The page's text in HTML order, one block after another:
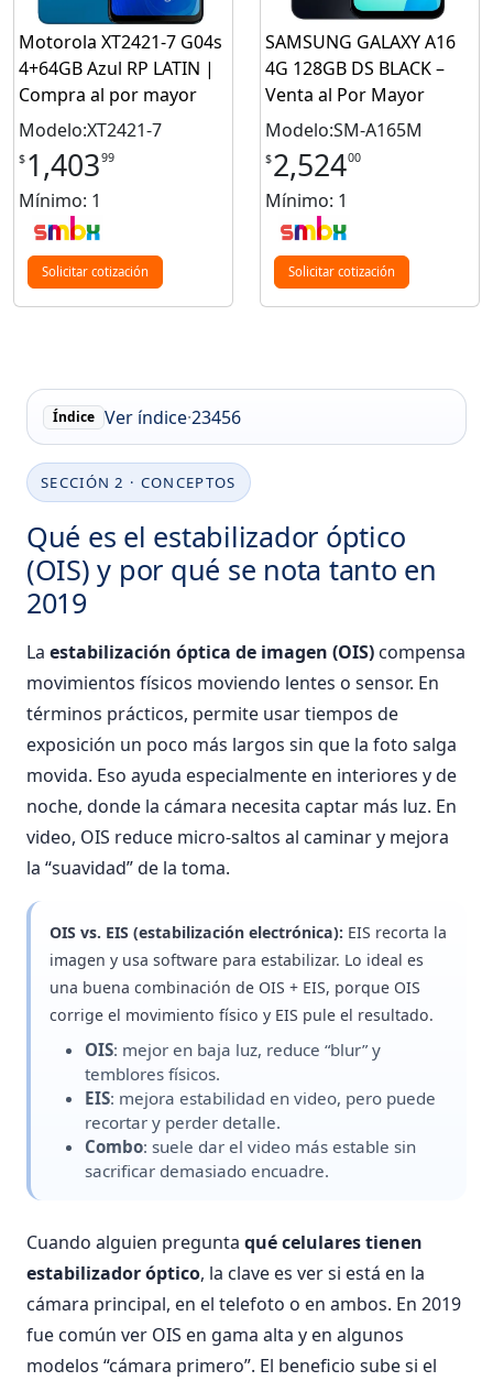
Motorola XT2421-7 G04s
4+64GB Azul RP LATIN |
Compra al por mayor
Modelo:XT2421-7
$ 1,40399
Mínimo: 1
Solicitar cotización
SAMSUNG GALAXY A16
4G 128GB DS BLACK –
Venta al Por Mayor
Modelo:SM-A165M
$2,52400
Mínimo: 1
Solicitar cotización
Índice Ver índice·23456
SECCIÓN 2 · CONCEPTOS
Qué es el estabilizador óptico
(OIS) y por qué se nota tanto en
2019
La estabilización óptica de imagen (OIS) compensa
movimientos físicos moviendo lentes o sensor. En
términos prácticos, permite usar tiempos de
exposición un poco más largos sin que la foto salga
movida. Eso ayuda especialmente en interiores y de
noche, donde la cámara necesita captar más luz. En
video, OIS reduce micro-saltos al caminar y mejora
la “suavidad” de la toma.
OIS vs. EIS (estabilización electrónica): EIS recorta la
imagen y usa software para estabilizar. Lo ideal es
una buena combinación de OIS + EIS, porque OIS
corrige el movimiento físico y EIS pule el resultado.
OIS: mejor en baja luz, reduce “blur” y
temblores físicos.
EIS: mejora estabilidad en video, pero puede
recortar y perder detalle.
Combo: suele dar el video más estable sin
sacrificar demasiado encuadre.
Cuando alguien pregunta qué celulares tienen
estabilizador óptico, la clave es ver si está en la
cámara principal, en el telefoto o en ambos. En 2019
fue común ver OIS en gama alta y en algunos
modelos “cámara primero”. El beneficio sube si el